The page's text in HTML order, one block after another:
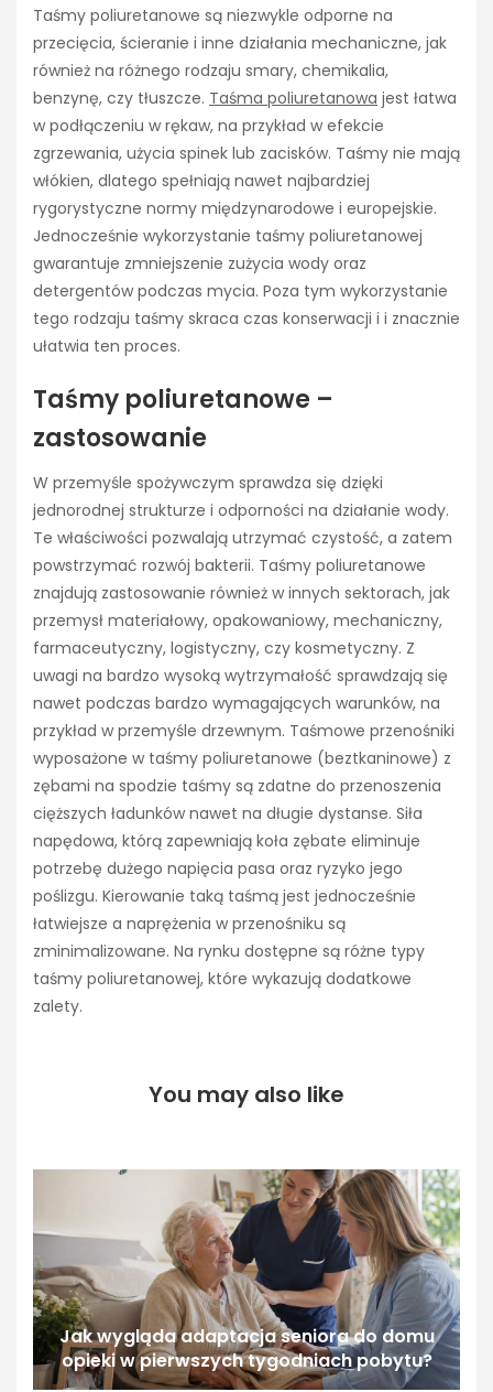
Taśmy poliuretanowe są niezwykle odporne na
przecięcia, ścieranie i inne działania mechaniczne, jak
również na różnego rodzaju smary, chemikalia,
benzynę, czy tłuszcze. Taśma poliuretanowa jest łatwa
w podłączeniu w rękaw, na przykład w efekcie
zgrzewania, użycia spinek lub zacisków. Taśmy nie mają
włókien, dlatego spełniają nawet najbardziej
rygorystyczne normy międzynarodowe i europejskie.
Jednocześnie wykorzystanie taśmy poliuretanowej
gwarantuje zmniejszenie zużycia wody oraz
detergentów podczas mycia. Poza tym wykorzystanie
tego rodzaju taśmy skraca czas konserwacji i i znacznie
ułatwia ten proces.
Taśmy poliuretanowe –
zastosowanie
W przemyśle spożywczym sprawdza się dzięki
jednorodnej strukturze i odporności na działanie wody.
Te właściwości pozwalają utrzymać czystość, a zatem
powstrzymać rozwój bakterii. Taśmy poliuretanowe
znajdują zastosowanie również w innych sektorach, jak
przemysł materiałowy, opakowaniowy, mechaniczny,
farmaceutyczny, logistyczny, czy kosmetyczny. Z
uwagi na bardzo wysoką wytrzymałość sprawdzają się
nawet podczas bardzo wymagających warunków, na
przykład w przemyśle drzewnym. Taśmowe przenośniki
wyposażone w taśmy poliuretanowe (beztkaninowe) z
zębami na spodzie taśmy są zdatne do przenoszenia
cięższych ładunków nawet na długie dystanse. Siła
napędowa, którą zapewniają koła zębate eliminuje
potrzebę dużego napięcia pasa oraz ryzyko jego
poślizgu. Kierowanie taką taśmą jest jednocześnie
łatwiejsze a naprężenia w przenośniku są
zminimalizowane. Na rynku dostępne są różne typy
taśmy poliuretanowej, które wykazują dodatkowe
zalety.
You may also like
Jak wygląda adaptacja seniora do domu
opieki w pierwszych tygodniach pobytu?